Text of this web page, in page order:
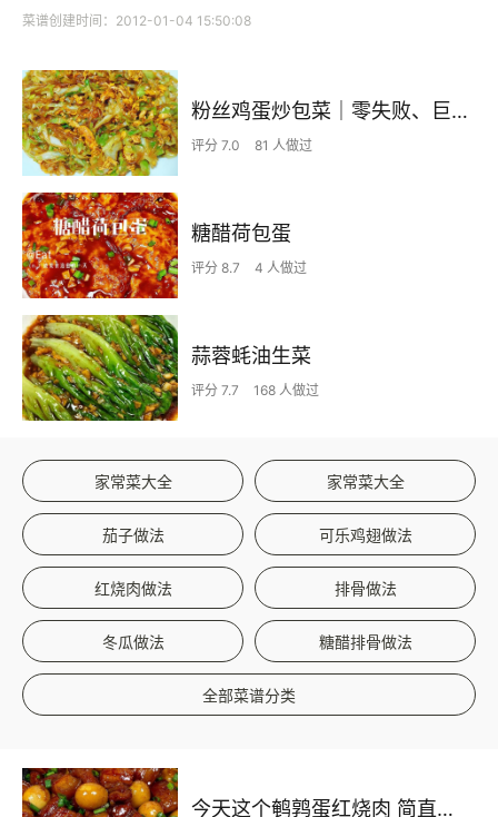
菜谱创建时间：2012-01-04 15:50:08
粉丝鸡蛋炒包菜｜零失败、巨下饭
评分 7.0 81 人做过
糖醋荷包蛋
评分 8.7 4 人做过
蒜蓉蚝油生菜
评分 7.7 168 人做过
家常菜大全 家常菜大全
茄子做法 可乐鸡翅做法
红烧肉做法 排骨做法
冬瓜做法 糖醋排骨做法
全部菜谱分类
今天这个鹌鹑蛋红烧肉 简直不要太下饭了